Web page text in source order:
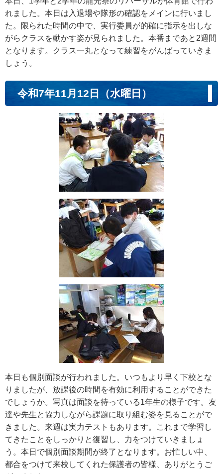
れました。本日は入退場や隊形の確認をメインに行いまし
た。限られた時間の中で、実行委員が的確に指示を出しな
がらクラスを動かす姿が見られました。本番まであと2週間
となります。クラス一丸となって練習をがんばっていきま
しょう。
令和7年11月12日（水曜日）
本日も個別面談が行われました。いつもより早く下校とな
りましたが、放課後の時間を有効に利用することができた
でしょうか。写真は面談を待っている1年生の様子です。友
達や先生と協力しながら課題に取り組む姿を見ることがで
きました。来週は実力テストもあります。これまで学習し
てきたことをしっかりと復習し、力をつけていきましょ
う。本日で個別面談期間が終了となります。お忙しい中、
都合をつけて来校してくれた保護者の皆様、ありがとうご